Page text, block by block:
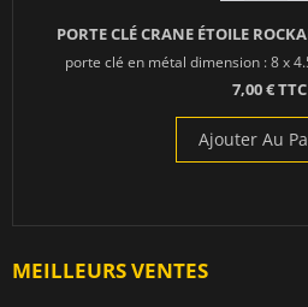
PORTE CLÉ CRANE ÉTOILE
porte clé en métal dimension : 8 x
7,00 € TTC
Ajouter Au
MEILLEURS VENTES